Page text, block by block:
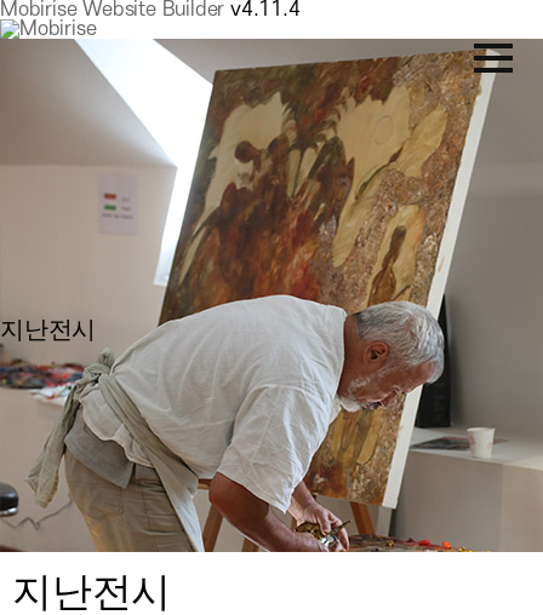
Mobirise Website Builder v4.11.4
지난전시
지난전시